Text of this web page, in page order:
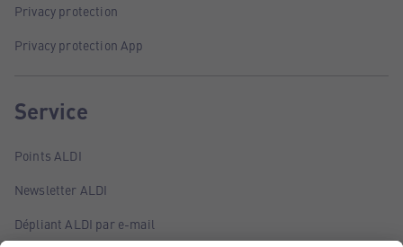
Privacy protection
Privacy protection App
Service
Points ALDI
Newsletter ALDI
Dépliant ALDI par e-mail